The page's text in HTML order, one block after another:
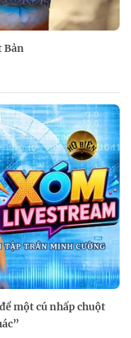
Bản
một cú nhấp chuột